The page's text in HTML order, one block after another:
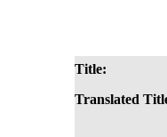
Title:
Translated